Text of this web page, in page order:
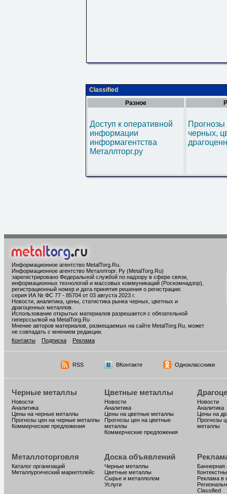
Classified
Разное
Доступ к оперативной
информации
информагентства
Металлторг.ру
черных,
Информационное агентство MetalTorg.Ru
Информационное агентство Металлторг. Ру (MetalTorg.Ru)
зарегистрировано Федеральной службой по надзору в сфере связи,
информационных технологий и массовых коммуникаций (Роскомнадзор),
регистрационный номер и дата принятия решения о регистрации:
серия ИА № ФС 77 - 85704 от 03 августа 2023 г.
Новости, аналитика, цены, статистика рынка черных, цветных и
драгоценных металлов.
Использование открытых материалов разрешается с обязательной
гиперссылкой на MetalTorg.Ru
Мнение авторов материалов, размещаемых на сайте MetalTorg.Ru, может
не совпадать с мнением редакции.
Контакты
Подписка Реклама
RSS ВКонтакте Одноклассники
Черные металлы
Новости
Аналитика
Цены на черные металлы
Прогнозы цен на черные металлы
Коммерческие предложения
Цветные металлы
Новости
Аналитика
Цены на цветные металлы
Прогнозы цен на цветные
металлы
Коммерческие предложения
Новости
Аналитика
Цены на
Прогнозы
металлы
Металлоторговля
Каталог организаций
Металлургический маркетплейс
Доска объявлений
Черные металлы
Цветные металлы
Сырье и металлолом
Услуги
Баннерная
Реклама в
Classified